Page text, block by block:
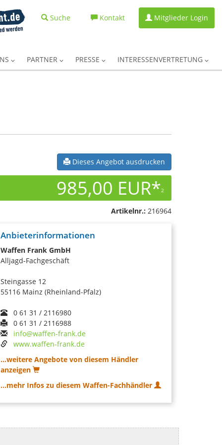
Suche Kontakt Mitglieder Login
PARTNER PRESSE INTERESSENVERTRETUNG
Dieses Angebot ausdrucken
985,00 EUR*2
Artikelnr.: 216964
Anbieterinformationen
Waffen Frank GmbH
Alljagd-Fachgeschäft
Steingasse 12
55116 Mainz (Rheinland-Pfalz)
0 61 31 / 2116980
0 61 31 / 2116988
info@waffen-frank.de
www.waffen-frank.de
...weitere Angebote von diesem Händler
anzeigen
...mehr Infos zu diesem Waffen-Fachhändler